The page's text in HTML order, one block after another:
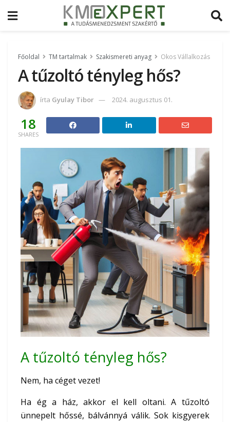
Főoldal TM tartalmak Szakismereti anyag Okos Vállalkozás
A tűzoltó tényleg hős?
írta Gyulay Tibor 2024. augusztus 01.
18
SHARES
A tűzoltó tényleg hős?
Nem, ha céget vezet!
Ha ég a ház, akkor el kell oltani. A tűzoltó
ünnepelt hőssé, bálvánnyá válik. Sok kisgyerek